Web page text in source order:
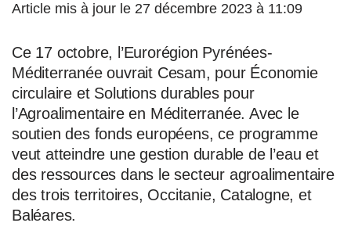
Article mis à jour le 27 décembre 2023 à 11:09
Ce 17 octobre, l’Eurorégion Pyrénées-
Méditerranée ouvrait Cesam, pour Économie
circulaire et Solutions durables pour
l’Agroalimentaire en Méditerranée. Avec le
soutien des fonds européens, ce programme
veut atteindre une gestion durable de l’eau et
des ressources dans le secteur agroalimentaire
des trois territoires, Occitanie, Catalogne, et
Baléares.